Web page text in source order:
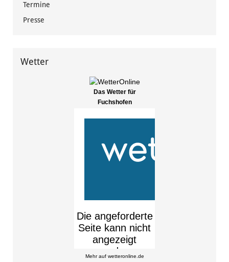
Termine
Presse
Wetter
Das Wetter für
Fuchshofen
Mehr auf wetteronline.de